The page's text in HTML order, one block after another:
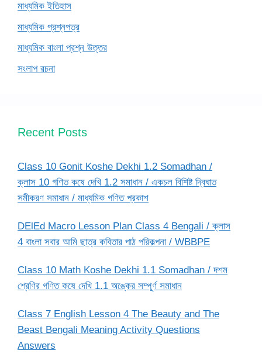
মাধ্যমিক ইতিহাস
মাধ্যমিক প্রশ্নপত্র
মাধ্যমিক বাংলা প্রশ্ন উত্তর
সংলাপ রচনা
Recent Posts
Class 10 Gonit Koshe Dekhi 1.2 Somadhan /
ক্লাস 10 গণিত কষে দেখি 1.2 সমাধান / একচল বিশিষ্ট দ্বিঘাত
সমীকরণ সমাধান / মাধ্যমিক গণিত প্রকাশ
DElEd Macro Lesson Plan Class 4 Bengali / ক্লাস
4 বাংলা সবার আমি ছাত্র কবিতার পাঠ পরিকল্পনা / WBBPE
Class 10 Math Koshe Dekhi 1.1 Somadhan / দশম
শ্রেণির গণিত কষে দেখি 1.1 অঙ্কের সম্পূর্ণ সমাধান
Class 7 English Lesson 4 The Beauty and The
Beast Bengali Meaning Activity Questions
Answers